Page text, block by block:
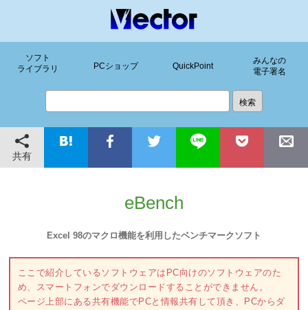
ソフト
ライブラリ
PCショップ QuickPoint
みんなの
電子署名
共有
eBench
Excel 98のマクロ機能を利用したベンチマークソフト
ここで紹介しているソフトウェアはPC向けのソフトウェアのた
め、スマートフォンでダウンロードすることができません。
ページ上部にある共有機能でPCと情報共有して頂き、PCからダ